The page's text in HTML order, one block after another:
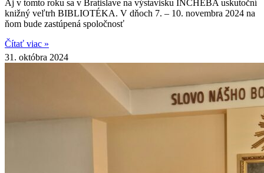
Aj v tomto roku sa v Bratislave na výstavisku INCHEBA uskutoční
knižný veľtrh BIBLIOTÉKA. V dňoch 7. – 10. novembra 2024 na
ňom bude zastúpená spoločnosť
Čítať viac »
31. októbra 2024